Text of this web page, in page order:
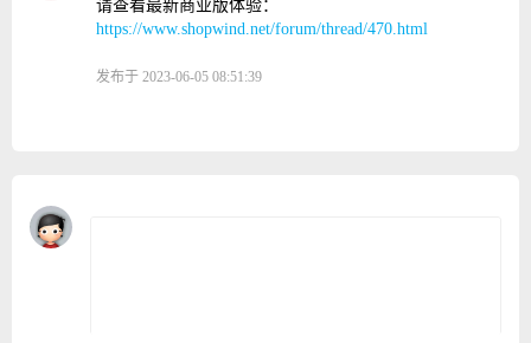
请查看最新商业版体验：
https://www.shopwind.net/forum/thread/470.html
发布于 2023-06-05 08:51:39